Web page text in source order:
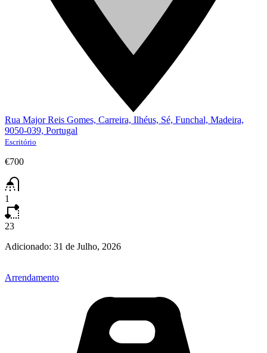
Rua Major Reis Gomes, Carreira, Ilhéus, Sé, Funchal, Madeira,
9050-039, Portugal
Escritório
€700
1
23
Adicionado: 31 de Julho, 2026
Arrendamento